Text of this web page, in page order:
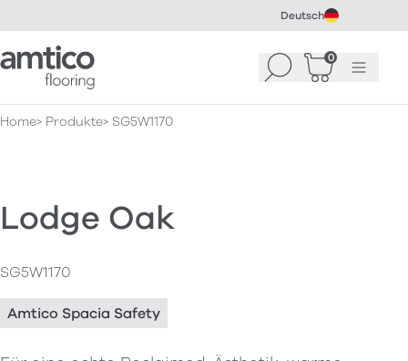
Deutsch
Amtico Flooring Suchen 0
WarenkorbMenü
Home Produkte SG5W1170
Lodge Oak
SG5W1170
Amtico Spacia Safety